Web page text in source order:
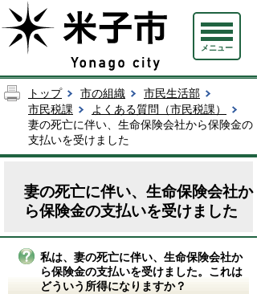
メニュー
トップ 市の組織
市民生活部
市民税課
よくある質問（市民税課）
妻の死亡に伴い、生命保険会社から保険金の
支払いを受けました
妻の死亡に伴い、生命保険会社か
ら保険金の支払いを受けました
私は、妻の死亡に伴い、生命保険会社か
ら保険金の支払いを受けました。これは
どういう所得になりますか？